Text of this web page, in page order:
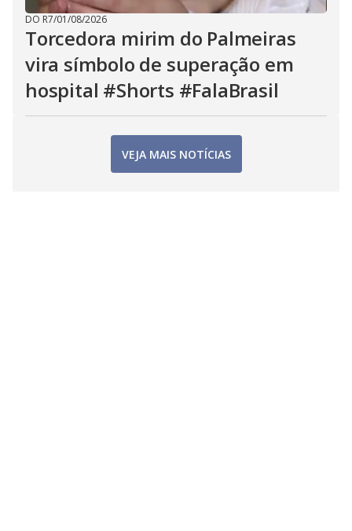
DO R7/01/08/2026
Torcedora mirim do Palmeiras
vira símbolo de superação em
hospital #Shorts #FalaBrasil
VEJA MAIS NOTÍCIAS